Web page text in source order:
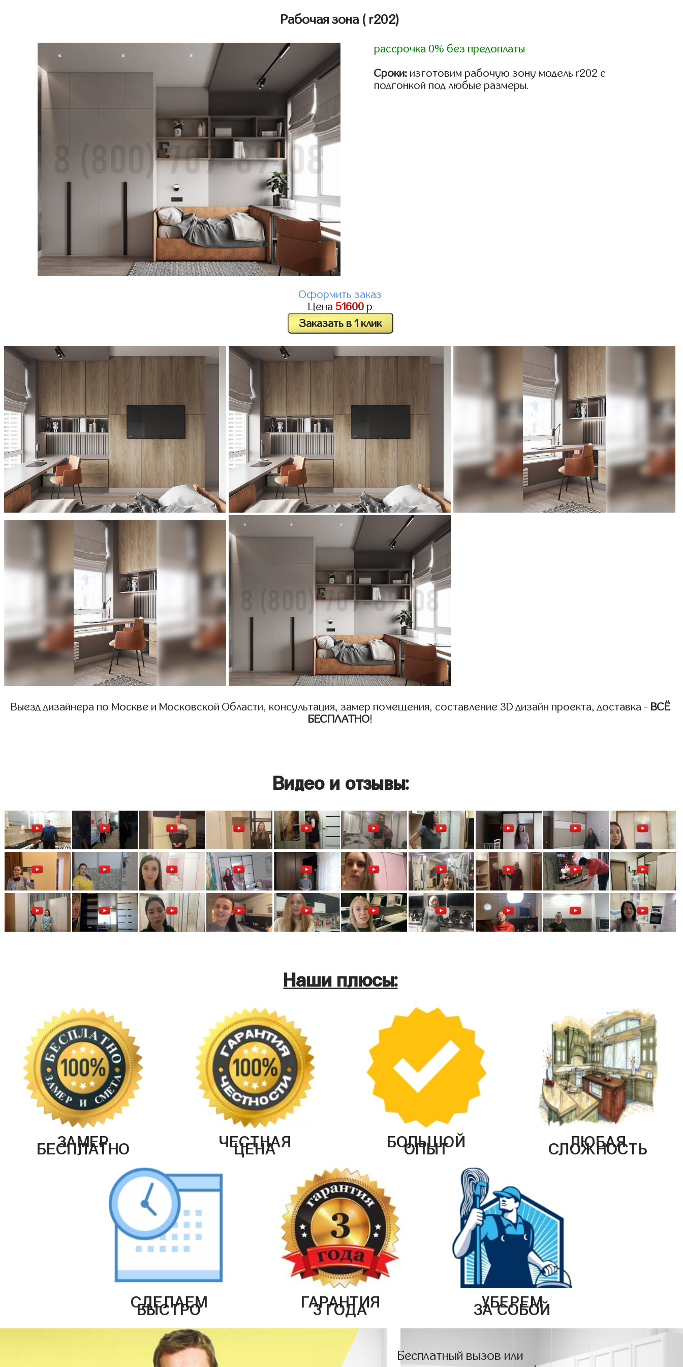
Рабочая зона ( r202)
рассрочка 0% без предоплаты
Сроки: изготовим рабочую зону модель r202 с
подгонкой под любые размеры.
Оформить заказ
Цена 51600 р
Заказать в 1 клик
Выезд дизайнера по Москве и Московской Области, консультация, замер помещения, составление 3D дизайн проекта, доставка - ВСЁ
БЕСПЛАТНО!
Видео и отзывы:
Наши плюсы:
ЗАМЕР
БЕСПЛАТНО ЧЕСТНАЯ
ЦЕНА БОЛЬШОЙ
ОПЫТ ЛЮБАЯ
СЛОЖНОСТЬ
СДЕЛАЕМ
БЫСТРО ГАРАНТИЯ
3 ГОДА УБЕРЕМ
ЗА СОБОЙ
Бесплатный вызов или